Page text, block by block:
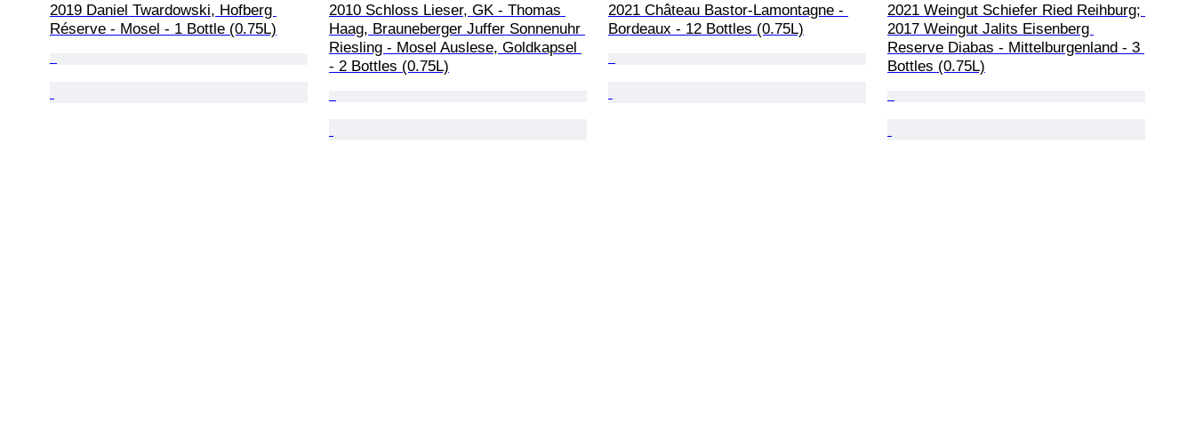
2019 Daniel Twardowski, Hofberg
Réserve - Mosel - 1 Bottle (0.75L)
2010 Schloss Lieser, GK - Thomas
Haag, Brauneberger Juffer Sonnenuhr
Riesling - Mosel Auslese, Goldkapsel
- 2 Bottles (0.75L)
2021 Château Bastor-Lamontagne -
Bordeaux - 12 Bottles (0.75L)
2021 Weingut Schiefer Ried Reihburg;
2017 Weingut Jalits Eisenberg
Reserve Diabas - Mittelburgenland - 3
Bottles (0.75L)